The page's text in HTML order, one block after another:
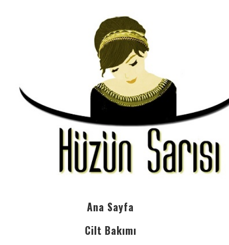
Ana Sayfa
Cilt Bakımı